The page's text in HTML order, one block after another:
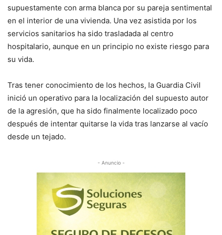
supuestamente con arma blanca por su pareja sentimental
en el interior de una vivienda. Una vez asistida por los
servicios sanitarios ha sido trasladada al centro
hospitalario, aunque en un principio no existe riesgo para
su vida.
Tras tener conocimiento de los hechos, la Guardia Civil
inició un operativo para la localización del supuesto autor
de la agresión, que ha sido finalmente localizado poco
después de intentar quitarse la vida tras lanzarse al vacío
desde un tejado.
- Anuncio -